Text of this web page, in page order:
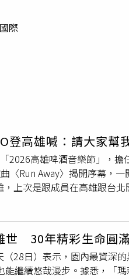
國際
登高雄喊：請大家幫
2026高雄啤酒音樂節」，
〈Run Away〉揭開序幕，
上次是跟成員在高雄跟台
，原因是園內有隻
又驚又喜。對於首次以個人
此起彼落，讓她直誇應援大
足也驚豔全場。（圖／讀者
編舞家Ian Eastwood共同
世 30年精彩生命圓
（28日）表示，園內最資深
繼續悠哉漫步。據悉，「